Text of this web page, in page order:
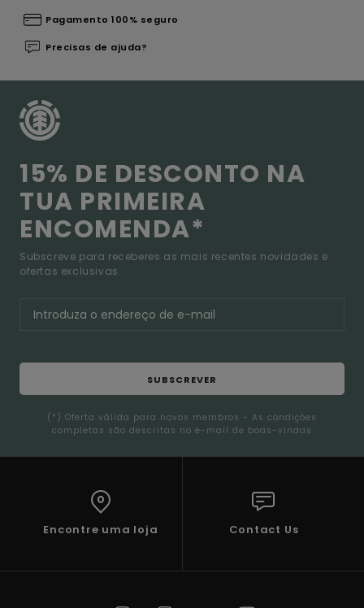
Pagamento 100% seguro
Precisas de ajuda?
15% DE DESCONTO NA
TUA PRIMEIRA
ENCOMENDA*
Subscreve para receberes as mais recentes novidades e
ofertas exclusivas.
SUBSCREVER
(*) Oferta válida para novos membros - As condições
completas são descritas no e-mail de boas-vindas
Encontre uma loja Contact Us